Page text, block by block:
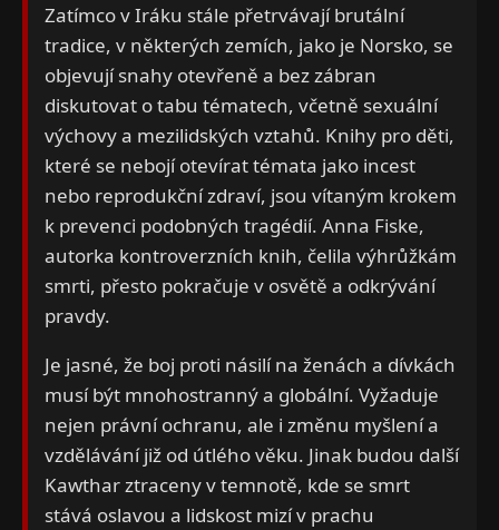
Zatímco v Iráku stále přetrvávají brutální
tradice, v některých zemích, jako je Norsko, se
objevují snahy otevřeně a bez zábran
diskutovat o tabu tématech, včetně sexuální
výchovy a mezilidských vztahů. Knihy pro děti,
které se nebojí otevírat témata jako incest
nebo reprodukční zdraví, jsou vítaným krokem
k prevenci podobných tragédií. Anna Fiske,
autorka kontroverzních knih, čelila výhrůžkám
smrti, přesto pokračuje v osvětě a odkrývání
pravdy.
Je jasné, že boj proti násilí na ženách a dívkách
musí být mnohostranný a globální. Vyžaduje
nejen právní ochranu, ale i změnu myšlení a
vzdělávání již od útlého věku. Jinak budou další
Kawthar ztraceny v temnotě, kde se smrt
stává oslavou a lidskost mizí v prachu